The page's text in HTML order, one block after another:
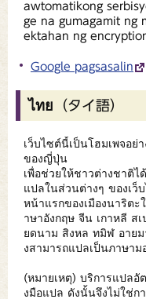
awtomatikong
ge na gumagamit ng
ektahan ng
Google pagsasalin
ไทย（タイ語）
เว็บไซต์นี้เป็นโฮมเพจอย่
ของญี่ปุ่น
เพื่อช่วยให้ชาวต่างชาติไ
แปลในส่วนต่างๆ ของเว็
หน้าแรกของเมืองนาริต
าษาอังกฤษ จีน เกาหลี ส
ยดนาม สิงหล ทมิฬ อาย
งสามารถแปลเป็นภาษาม
(หมายเหตุ) บริการแปลอั
งมือแปล ดังนั้นจึงไม่ใช่ก